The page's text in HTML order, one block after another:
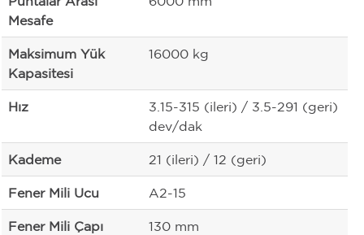
Mesafe
Maksimum Yük
Kapasitesi
16000 kg
Hız
3.15-315 (ileri) / 3.5-291 (geri)
dev/dak
Kademe 21 (ileri) / 12 (geri)
Fener Mili Ucu A2-15
Fener Mili Çapı 130 mm